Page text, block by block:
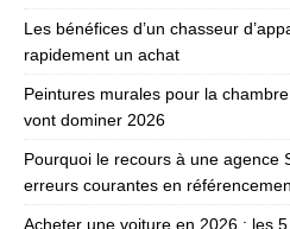
Les bénéfices d’un chasseur
rapidement un achat
Peintures murales pour la
vont dominer 2026
Pourquoi le recours à une agence
erreurs courantes en
Acheter une voiture en 2026 : les